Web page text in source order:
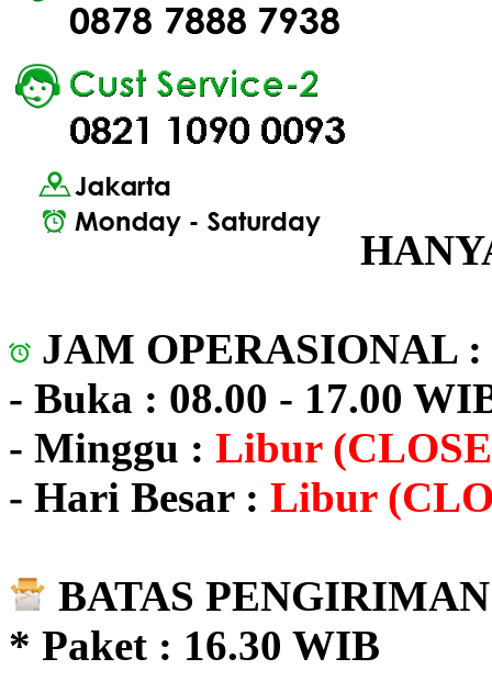
JAM OPERASIONAL :
- Buka : 08.00 - 17.00
- Minggu : Libur
- Hari Besar : Libur
BATAS
* Paket : 16.30 WIB